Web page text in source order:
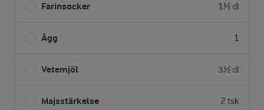
Farinsocker 1½ dl
Ägg 1
Vetemjöl 3½ dl
Majsstärkelse 2 tsk